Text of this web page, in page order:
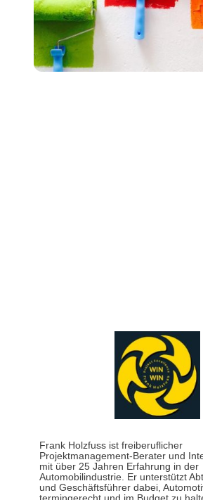
Frank Holzfuss ist freiberuflicher
Projektmanagement-Berater und
mit über 25 Jahren Erfahrung in der
Automobilindustrie. Er unterstützt
und Geschäftsführer dabei,